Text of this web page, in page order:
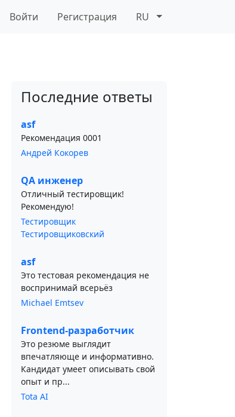
Войти Регистрация RU
Последние ответы
asf
Рекомендация 0001
Андрей Кокорев
QA инженер
Отличный тестировщик!
Рекомендую!
Тестировщик
Тестировщиковский
asf
Это тестовая рекомендация не
воспринимай всерьёз
Michael Emtsev
Frontend-разработчик
Это резюме выглядит
впечатляюще и информативно.
Кандидат умеет описывать свой
опыт и пр...
Tota AI